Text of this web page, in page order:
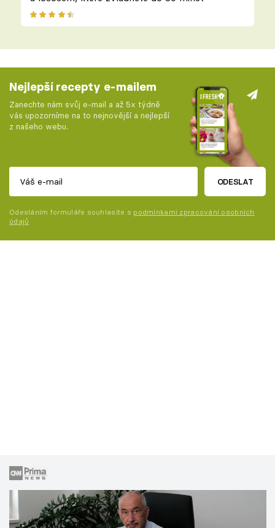
Nejlepší recepty e-mailem
Zanechte nám svůj e-mail a až 5x týdně
vás upozorníme na to nejnovější a nejlepší
z našeho webu.
ODESLAT
Odesláním formuláře souhlasíte s podmínkami zpracování osobních
údajů